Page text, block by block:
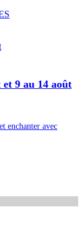
et 9 au 14 août
enchanter avec